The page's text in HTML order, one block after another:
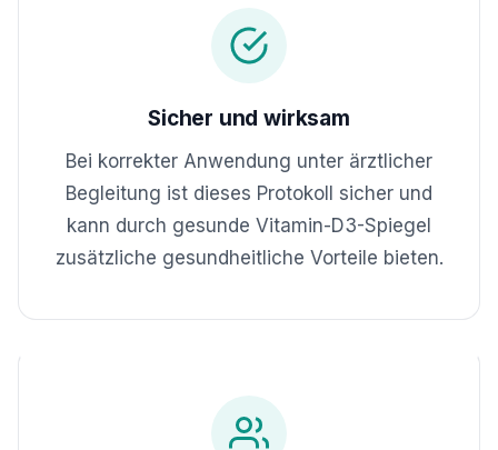
Sicher und wirksam
Bei korrekter Anwendung unter ärztlicher
Begleitung ist dieses Protokoll sicher und
kann durch gesunde Vitamin-D3-Spiegel
zusätzliche gesundheitliche Vorteile bieten.